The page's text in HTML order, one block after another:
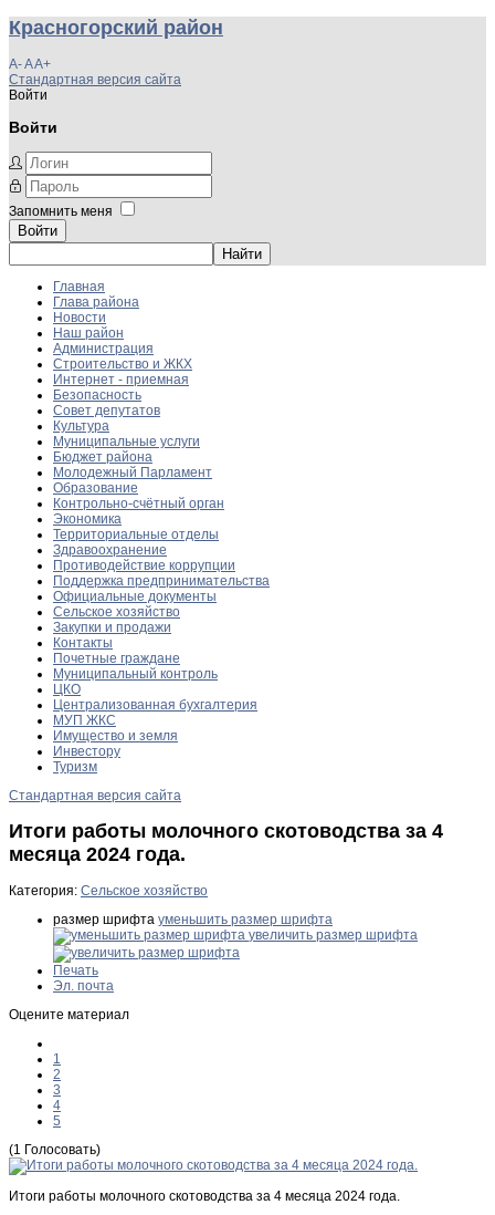
Красногорский район
A-AA+
Стандартная версия сайта
Войти
Войти
Запомнить меня
Войти
Главная
Глава района
Новости
Наш район
Администрация
Строительство и ЖКХ
Интернет - приемная
Безопасность
Совет депутатов
Культура
Муниципальные услуги
Бюджет района
Молодежный Парламент
Образование
Контрольно-счётный орган
Экономика
Территориальные отделы
Здравоохранение
Противодействие коррупции
Поддержка предпринимательства
Официальные документы
Сельское хозяйство
Закупки и продажи
Контакты
Почетные граждане
Муниципальный контроль
ЦКО
Централизованная бухгалтерия
МУП ЖКС
Имущество и земля
Инвестору
Туризм
Стандартная версия сайта
Итоги работы молочного скотоводства за 4
месяца 2024 года.
Категория: Сельское хозяйство
размер шрифта уменьшить размер шрифта
увеличить размер шрифта
Печать
Эл. почта
Оцените материал
1
2
3
4
5
(1 Голосовать)
Итоги работы молочного скотоводства за 4 месяца 2024 года.